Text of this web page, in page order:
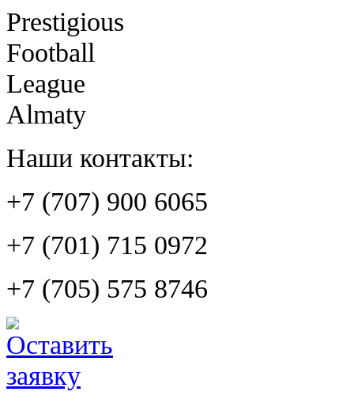
Prestigious
Football
League
Almaty
Наши контакты:
+7 (707) 900 6065
+7 (701) 715 0972
+7 (705) 575 8746